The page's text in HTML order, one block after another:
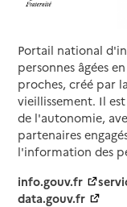
Portail national
personnes âgées
proches, créé par
vieillissement. Il
de l'autonomie,
partenaires
l'information des
info.gouv.fr
data.gouv.fr